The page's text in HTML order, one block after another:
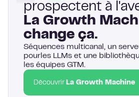
prospectent à
La Growth
change ça.
Séquences multicanal, un
pourles LLMs et une
les équipes GTM.
Découvrir La Growth Machine